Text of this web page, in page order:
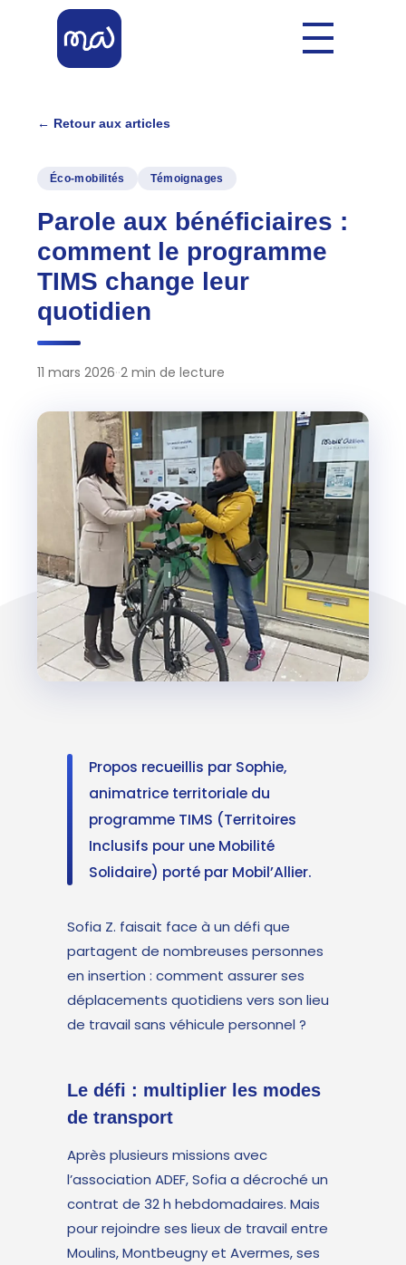
← Retour aux articles
Éco-mobilités Témoignages
Parole aux bénéficiaires :
comment le programme
TIMS change leur
quotidien
11 mars 2026··2 min de lecture
Propos recueillis par Sophie,
animatrice territoriale du
programme TIMS (Territoires
Inclusifs pour une Mobilité
Solidaire) porté par Mobil’Allier.
Sofia Z. faisait face à un défi que
partagent de nombreuses personnes
en insertion : comment assurer ses
déplacements quotidiens vers son lieu
de travail sans véhicule personnel ?
Le défi : multiplier les modes
de transport
Après plusieurs missions avec
l’association ADEF, Sofia a décroché un
contrat de 32 h hebdomadaires. Mais
pour rejoindre ses lieux de travail entre
Moulins, Montbeugny et Avermes, ses